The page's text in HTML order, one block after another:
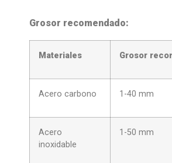
Grosor recomendado:
Materiales Grosor
Acero carbono 1-40 mm
Acero
inoxidable
1-50 mm